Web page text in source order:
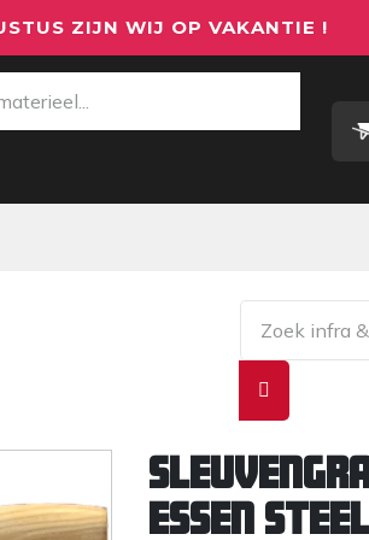
ZIJN WIJ OP VAKANTIE !
essen steel